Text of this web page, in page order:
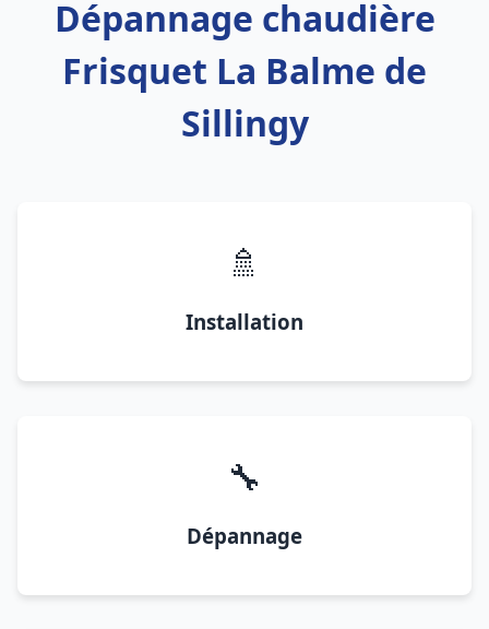
Dépannage chaudière
Frisquet La Balme de
Sillingy
🚿
Installation
🔧
Dépannage